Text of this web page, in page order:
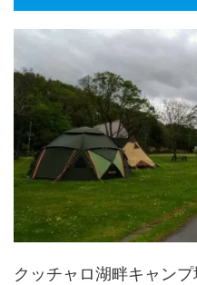
クッチャロ湖畔キャン